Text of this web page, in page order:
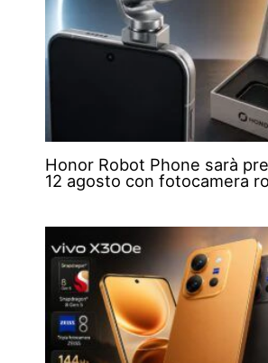
Honor Robot Phone sarà
12 agosto con fotocamera